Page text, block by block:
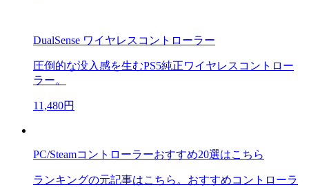
DualSense ワイヤレスコントローラー
圧倒的な没入感を生むPS5純正ワイヤレスコントロー
ラー。
11,480円
PC/Steamコントローラーおすすめ20選はこちら
ランキングの元記事はこちら。おすすめコントローラ